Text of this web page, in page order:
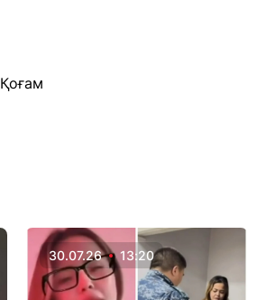
Қоғам
30.07.26 13:20